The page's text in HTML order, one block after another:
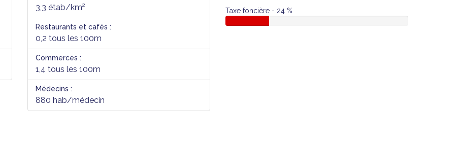
3,3 étab/km²
Restaurants et cafés :
0,2 tous les 100m
Commerces :
1,4 tous les 100m
Médecins :
880 hab/médecin
Taxe foncière - 24 %